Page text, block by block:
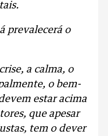
prevalecerá o
a calma, o
o bem-
estar acima
que apesar
tem o dever